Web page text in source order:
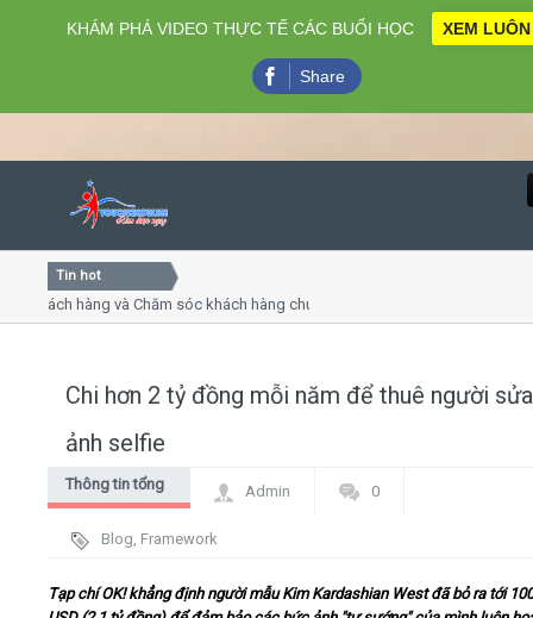
Close
Home
Video
Tin hot
hàng và Chăm sóc khách hàng chuyên nghiệp
Chi hơn 2 tỷ đồng mỗi năm để thuê người sửa
ảnh selfie
Thông tin tổng
Admin 0
Blog, Framework
Tạp chí OK! khẳng định người mẫu Kim Kardashian West đã bỏ ra tới
KHÁM PHÁ VIDEO THỰC TẾ CÁC BUỔI HỌC XEM LUÔN
Share